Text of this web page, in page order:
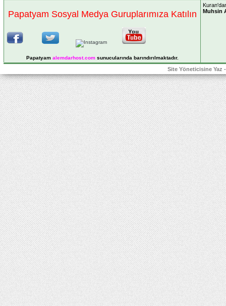
Papatyam Sosyal Medya Guruplarımıza Katılın
Papatyam alemdarhost.comsunucularında barındırılmaktadır.
Muhsin
Site Yöneticisine Yaz